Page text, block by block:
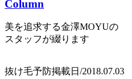
Column
美を追求する金澤MOYUの
スタッフが綴ります
抜け毛予防掲載日/2018.07.03